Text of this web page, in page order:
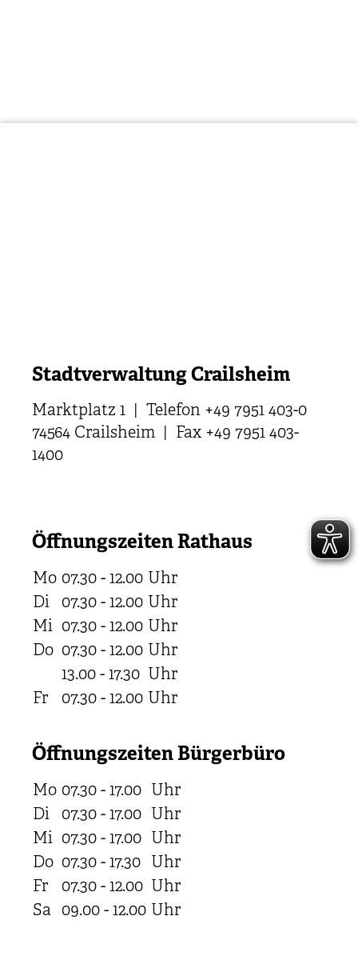
Stadtverwaltung Crailsheim
Marktplatz 1 | Telefon +49 7951 403-0
74564 Crailsheim | Fax +49 7951 403-
1400
Öffnungszeiten Rathaus
Mo 07.30 - 12.00 Uhr
Di
07.30 - 12.00 Uhr
Mi 07.30 - 12.00 Uhr
Do 07.30 - 12.00 Uhr
13.00 - 17.30 Uhr
Fr
07.30 - 12.00 Uhr
Öffnungszeiten Bürgerbüro
Mo 07.30 - 17.00 Uhr
Di
07.30 - 17.00 Uhr
Mi 07.30 - 17.00 Uhr
Do 07.30 - 17.30 Uhr
Fr
07.30 - 12.00 Uhr
Sa 09.00 - 12.00 Uhr